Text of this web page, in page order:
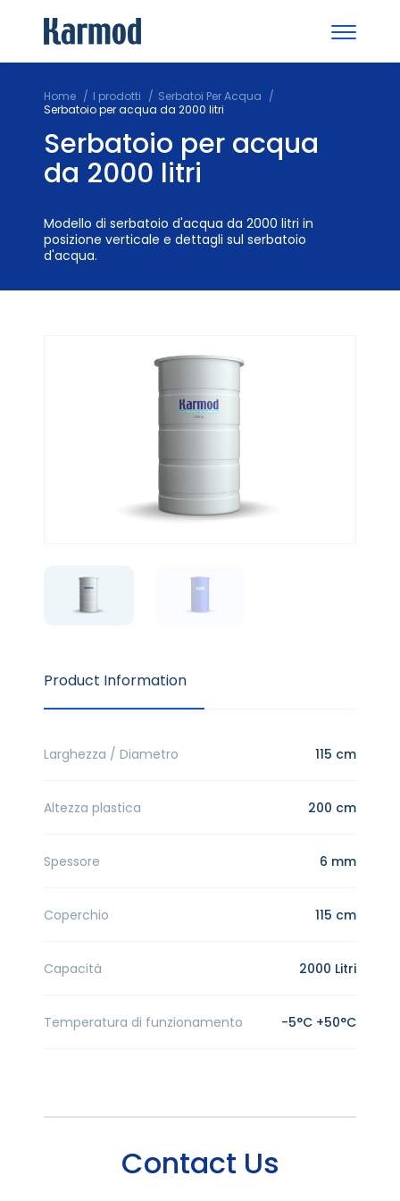
Home I prodotti
Serbatoi Per Acqua
Serbatoio per acqua da 2000 litri
Serbatoio per acqua
da 2000 litri
Modello di serbatoio d'acqua da 2000 litri in
posizione verticale e dettagli sul serbatoio
d'acqua.
Product Information
Larghezza / Diametro 115 cm
Altezza plastica 200 cm
Spessore 6 mm
Coperchio 115 cm
Capacità 2000 Litri
Temperatura di funzionamento -5°C +50°C
Contact Us